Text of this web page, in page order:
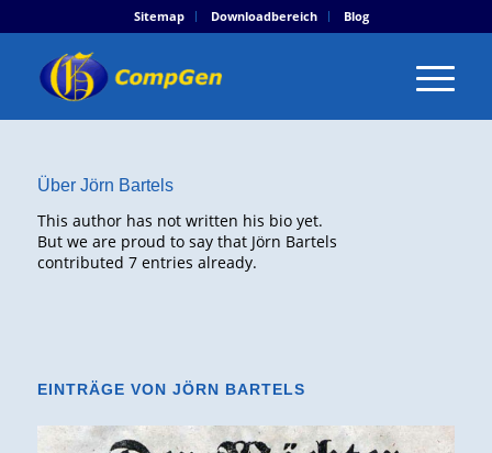
Sitemap Downloadbereich Blog
Über Jörn Bartels
This author has not written his bio yet.
But we are proud to say that Jörn Bartels
contributed 7 entries already.
EINTRÄGE VON JÖRN BARTELS